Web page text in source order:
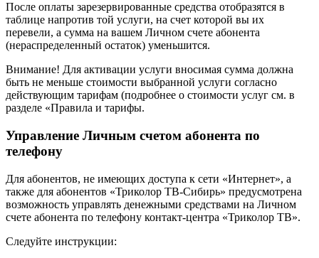
После оплаты зарезервированные средства отобразятся в
таблице напротив той услуги, на счет которой вы их
перевели, а сумма на вашем Личном счете абонента
(нераспределенный остаток) уменьшится.
Внимание! Для активации услуги вносимая сумма должна
быть не меньше стоимости выбранной услуги согласно
действующим тарифам (подробнее о стоимости услуг см. в
разделе «Правила и тарифы.
Управление Личным счетом абонента по
телефону
Для абонентов, не имеющих доступа к сети «Интернет», а
также для абонентов «Триколор ТВ-Сибирь» предусмотрена
возможность управлять денежными средствами на Личном
счете абонента по телефону контакт-центра «Триколор ТВ».
Следуйте инструкции: